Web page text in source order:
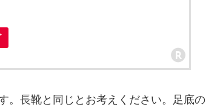
。長靴と同じとお考えください。足底の